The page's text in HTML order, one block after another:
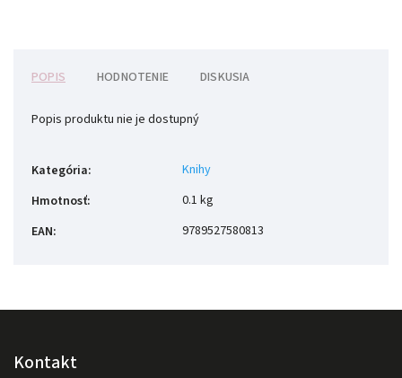
POPIS HODNOTENIE DISKUSIA
Popis produktu nie je dostupný
Kategória:
Knihy
Hmotnosť:
0.1 kg
EAN: 9789527580813
Kontakt